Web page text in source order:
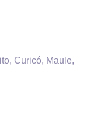
Curicó, Maule,